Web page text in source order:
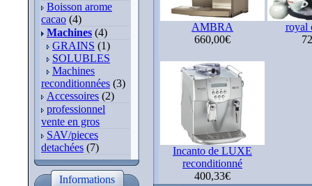
Boisson arome
cacao (4)
Machines (4)
GRAINS (1)
SOLUBLES
Machines
reconditionnées (3)
Accessoires (2)
professionnel
vente en gros
SAV/pieces
detachées (7)
Informations
AMBRA
660,00€
royal
Incanto de LUXE
reconditionné
400,33€